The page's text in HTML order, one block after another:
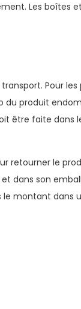
Les boîtes
Pour les
du produit
être faite dans
retourner le
dans son
montant dans